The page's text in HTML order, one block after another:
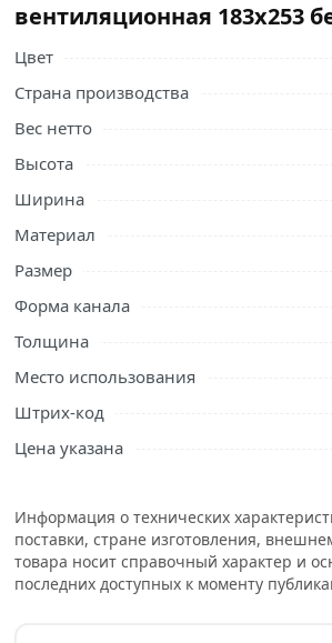
описанием и отзывами о товаре,
правильный выбор и заказать
или самовывоза.
Решетка вентиляционная 183x253
является завершающей частью
вентиляционная 183x253
Цвет
Страна производства
Вес нетто
Высота
Ширина
Материал
Размер
Форма канала
Толщина
Место использования
Штрих-код
Цена указана
Информация о технических
поставки, стране изготовления,
товара носит справочный характер и
последних доступных к моменту